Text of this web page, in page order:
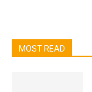
MOST READ